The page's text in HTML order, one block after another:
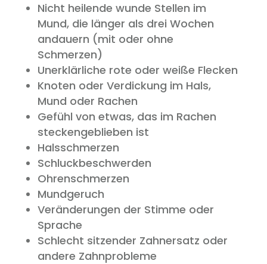
Nicht heilende wunde Stellen im
Mund, die länger als drei Wochen
andauern (mit oder ohne
Schmerzen)
Unerklärliche rote oder weiße Flecken
Knoten oder Verdickung im Hals,
Mund oder Rachen
Gefühl von etwas, das im Rachen
steckengeblieben ist
Halsschmerzen
Schluckbeschwerden
Ohrenschmerzen
Mundgeruch
Veränderungen der Stimme oder
Sprache
Schlecht sitzender Zahnersatz oder
andere Zahnprobleme